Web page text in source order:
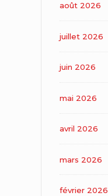
août 2026
juillet 2026
juin 2026
mai 2026
avril 2026
mars 2026
février 2026